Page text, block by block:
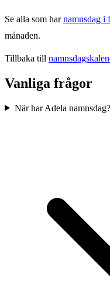
Se alla som har namnsdag i
månaden.
Tillbaka till
Vanliga frågor
När har Adela namnsdag?